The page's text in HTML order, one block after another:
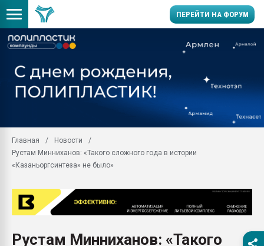
ПЕРЕЙТИ НА ФОРУМ
заводу пластмасс"
28.07.2026
первый план в
28.07.2026
Главная
Новости
Рустам Минниханов: «Такого сложного года в истории
«Казаньоргсинтеза» не было»
Рустам Минниханов: «Такого